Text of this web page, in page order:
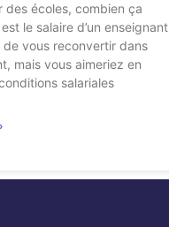
des écoles, combien ça
le salaire d’un
de vous reconvertir dans
mais vous aimeriez en
salariales